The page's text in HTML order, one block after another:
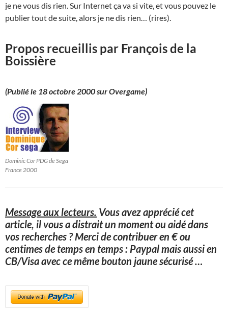
je ne vous dis rien. Sur Internet ça va si vite, et vous pouvez le
publier tout de suite, alors je ne dis rien… (rires).
Propos recueillis par François de la
Boissière
(Publié le 18 octobre 2000 sur Overgame)
Dominic Cor PDG de Sega
France 2000
Message aux lecteurs. Vous avez apprécié cet
article, il vous a distrait un moment ou aidé dans
vos recherches ? Merci de contribuer en € ou
centimes de temps en temps : Paypal mais aussi en
CB/Visa avec ce même bouton jaune sécurisé…